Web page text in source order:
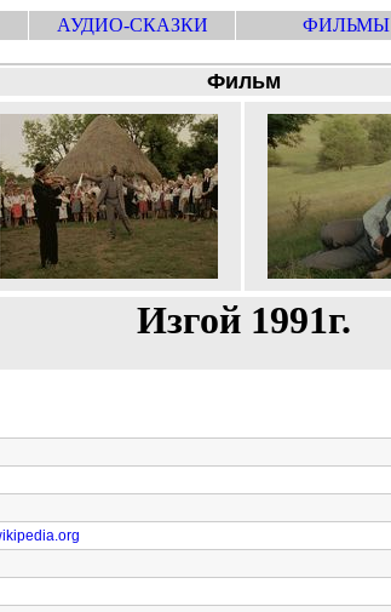
АУДИО-СКАЗКИ ФИЛЬМЫ
Фильм
Изгой 1991г.